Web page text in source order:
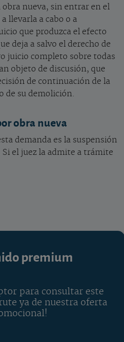
obra nueva, sin entrar en el
llevarla a cabo o a
que produzca el efecto
deja a salvo el derecho de
juicio completo sobre todas
objeto de discusión, que
de continuación de la
de su demolición.
obra nueva
demanda es la suspensión
el juez la admite a trámite
premium
para consultar este
ya de nuestra oferta